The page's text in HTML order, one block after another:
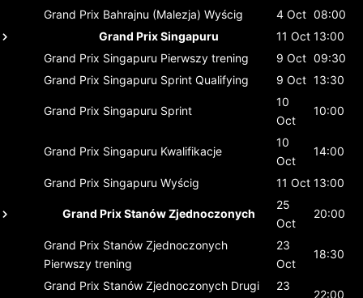
Grand Prix Bahrajnu (Malezja) Wyścig 4 Oct 08:00
Grand Prix Singapuru
11 Oct 13:00
Grand Prix Singapuru Pierwszy trening 9 Oct 09:30
Grand Prix Singapuru Sprint Qualifying 9 Oct 13:30
Grand Prix Singapuru Sprint
10
Oct
10:00
Grand Prix Singapuru Kwalifikacje
10
Oct
14:00
Grand Prix Singapuru Wyścig 11 Oct 13:00
Grand Prix Stanów Zjednoczonych
25
Oct
20:00
Grand Prix Stanów Zjednoczonych
Pierwszy trening
23
Oct
18:30
Grand Prix Stanów Zjednoczonych Drugi
23
22:00